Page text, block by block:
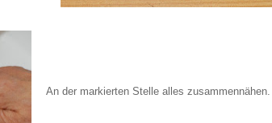
An der markierten Stelle alles zusammennähen.